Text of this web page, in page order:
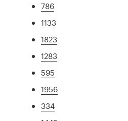
786
1133
1823
1283
595
1956
334